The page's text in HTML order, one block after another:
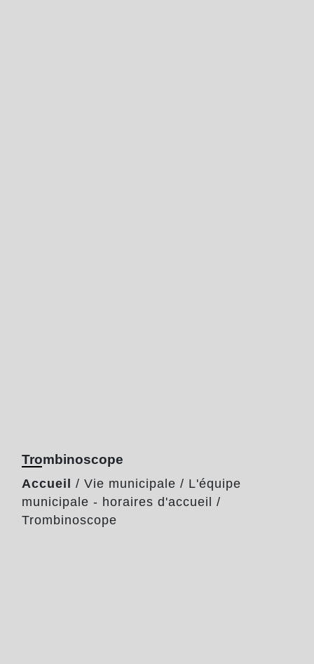
Trombinoscope
Accueil / Vie municipale / L'équipe
municipale - horaires d'accueil
/
Trombinoscope